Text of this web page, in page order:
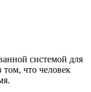
системой для
том, что человек